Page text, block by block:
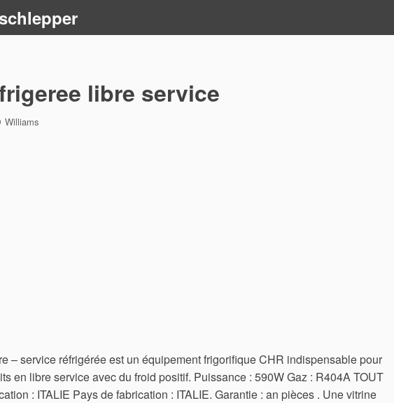
libre service
by
Williams
– service réfrigérée est un équipement frigorifique CHR indispensable pour
en libre service avec du froid positif. Puissance : 590W Gaz : R404A TOUT
: ITALIE Pays de fabrication : ITALIE. Garantie : an pièces . Une vitrine